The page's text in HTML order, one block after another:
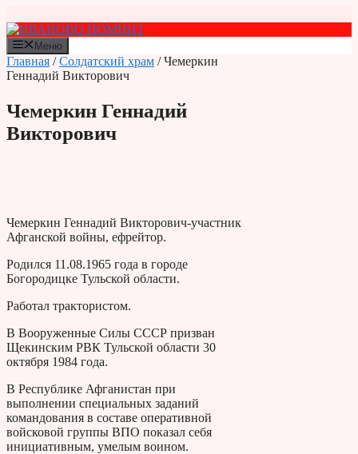
к
содержимому
Меню
Главная /Солдатский храм / Чемеркин
Геннадий Викторович
Чемеркин Геннадий
Викторович
Чемеркин Геннадий Викторович-участник
Афганской войны, ефрейтор.
Родился 11.08.1965 года в городе
Богородицке Туль­ской области.
Ра­ботал трактористом.
В Вооруженные Силы СССР призван
Щекинским РВК Тульской области 30
октября 1984 года.
В Республике Аф­ганистан при
выполнении специаль­ных заданий
командования в составе оперативной
войсковой группы ВПО показал себя
инициативным, умелым вои­ном.